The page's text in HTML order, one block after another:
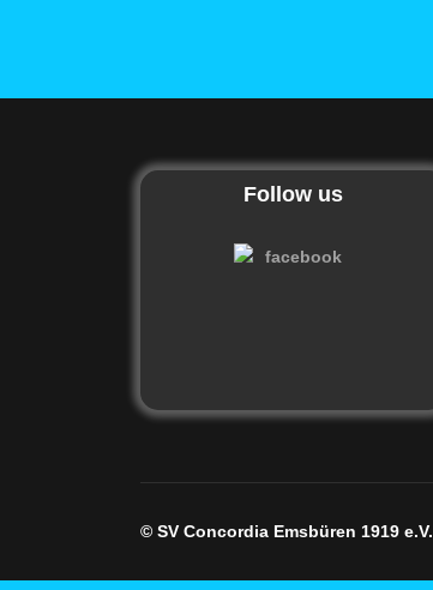
Follow us
© SV Concordia Emsbüren 1919 e.V.